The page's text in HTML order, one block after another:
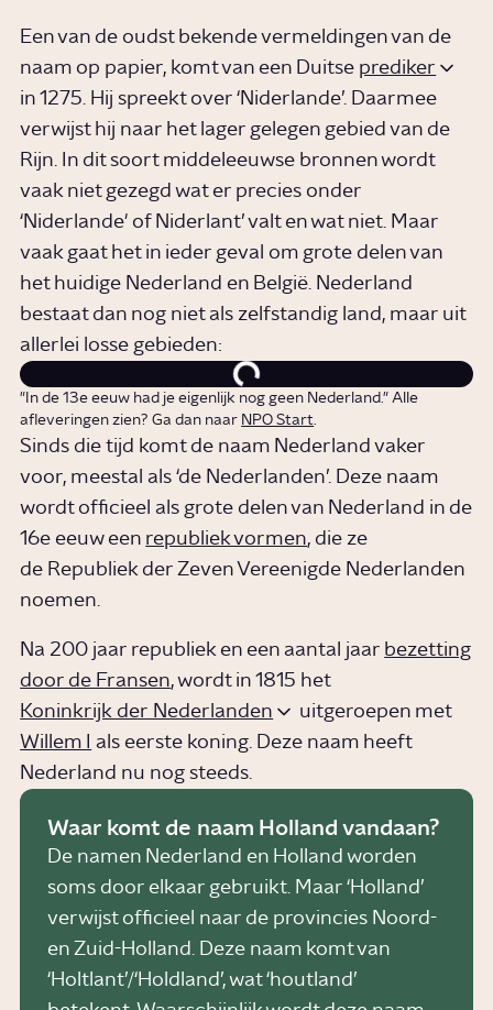
Een van de oudst bekende vermeldingen van de
naam op papier, komt van een Duitse prediker
in 1275. Hij spreekt over ‘Niderlande’. Daarmee
verwijst hij naar het lager gelegen gebied van de
Rijn. In dit soort middeleeuwse bronnen wordt
vaak niet gezegd wat er precies onder
‘Niderlande' of Niderlant’ valt en wat niet. Maar
vaak gaat het in ieder geval om grote delen van
het huidige Nederland en België. Nederland
bestaat dan nog niet als zelfstandig land, maar uit
allerlei losse gebieden:
"In de 13e eeuw had je eigenlijk nog geen Nederland." Alle
afleveringen zien? Ga dan naar NPO Start.
Sinds die tijd komt de naam Nederland vaker
voor, meestal als ‘de Nederlanden’. Deze naam
wordt officieel als grote delen van Nederland in de
16e eeuw een republiek vormen, die ze
de Republiek der Zeven Vereenigde Nederlanden
noemen.
Na 200 jaar republiek en een aantal jaar bezetting
door de Fransen, wordt in 1815 het
Koninkrijk der Nederlanden
uitgeroepen met
Willem I
als eerste koning. Deze naam heeft
Nederland nu nog steeds.
Waar komt de naam Holland vandaan?
De namen Nederland en Holland worden
soms door elkaar gebruikt. Maar ‘Holland’
verwijst officieel naar de provincies Noord-
en Zuid-Holland. Deze naam komt van
‘Holtlant’/‘Holdland’, wat ‘houtland’